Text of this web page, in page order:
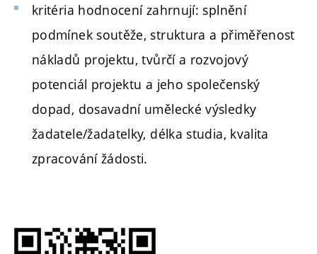
kritéria hodnocení zahrnují: splnění
podmínek soutěže, struktura a přiměřenost
nákladů projektu, tvůrčí a rozvojový
potenciál projektu a jeho společenský
dopad, dosavadní umělecké výsledky
žadatele/žadatelky, délka studia, kvalita
zpracování žádosti.